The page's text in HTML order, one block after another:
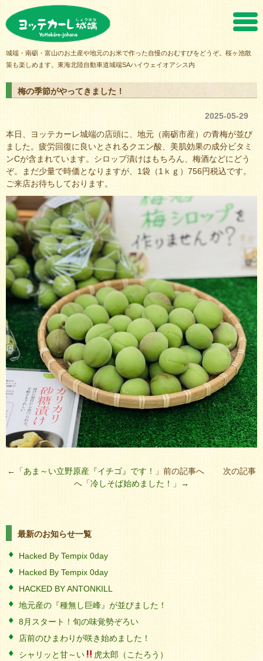
城端・南砺・富山のお土産や地元のお米で作った自慢のおむすびをどうぞ。桜ヶ池散
策も楽しめます。東海北陸自動車道城端SAハイウェイオアシス内
梅の季節がやってきました！
2025-05-29
本日、ヨッテカーレ城端の店頭に、地元（南砺市産）の青梅が並び
ました。疲労回復に良いとされるクエン酸、美肌効果の成分ビタミ
ンCが含まれています。シロップ漬けはもちろん、梅酒などにどう
ぞ。まだ少量で時価となりますが、1袋（1ｋｇ）756円税込です。
ご来店お待ちしております。
←「あま～い立野原産『イチゴ』です！ 」前の記事へ 次の記事
へ「冷しそば始めました！ 」→
最新のお知らせ一覧
Hacked By Tempix 0day
Hacked By Tempix 0day
HACKED BY ANTONKILL
地元産の『種無し巨峰』が並びました！
8月スタート！旬の味覚勢ぞろい
店前のひまわりが咲き始めました！
シャリッと甘～い
虎太郎（こたろう）